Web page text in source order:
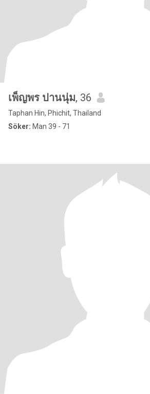
เพ็ญพร ปานนุ่ม, 36
Taphan Hin, Phichit, Thailand
Söker: Man 39 - 71